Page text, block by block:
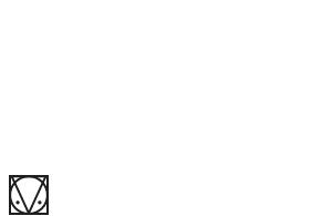
E-post: info@ekebergparken.com